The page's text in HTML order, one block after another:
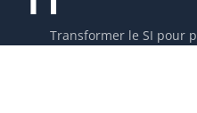
Transformer le SI pour